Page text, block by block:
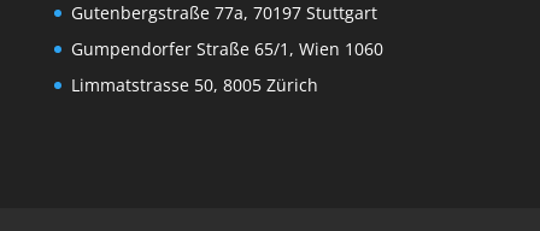
Gutenbergstraße 77a, 70197 Stuttgart
Gumpendorfer Straße 65/1, Wien 1060
Limmatstrasse 50, 8005 Zürich